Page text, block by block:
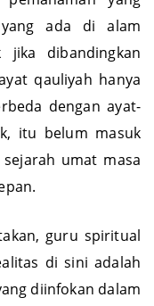
yang ada di alam
dibandingkan
qauliyah hanya
dengan ayat-
itu belum masuk
umat masa
guru spiritual
di sini adalah
diinfokan dalam